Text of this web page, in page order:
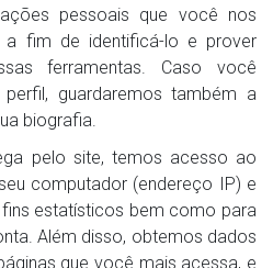
pessoais que você nos
a fim de identificá-lo e prover
ferramentas. Caso você
guardaremos também a
biografia.
pelo site, temos acesso ao
computador (endereço IP) e
estatísticos bem como para
Além disso, obtemos dados
que você mais acessa, e